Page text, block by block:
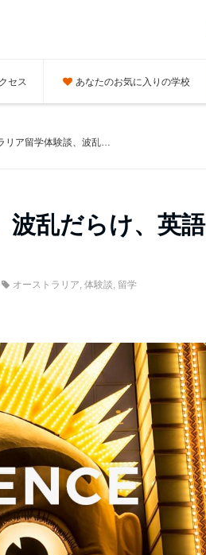
セス あなたのお気に入りの学校
オーストラリア留学体験談、波乱だらけ、英語力ゼロからのシドニー生活
波乱だらけ、英語
オーストラリア, 体験談, 留学